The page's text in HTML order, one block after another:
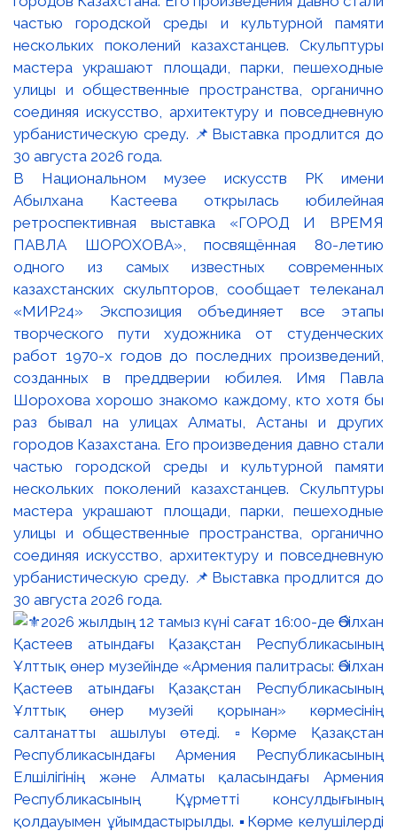
В Национальном музее искусств РК имени
Абылхана Кастеева открылась юбилейная
ретроспективная выставка «ГОРОД И ВРЕМЯ
ПАВЛА ШОРОХОВА», посвящённая 80-летию
одного из самых известных современных
казахстанских скульпторов, сообщает телеканал
«МИР24» Экспозиция объединяет все этапы
творческого пути художника от студенческих
работ 1970-х годов до последних произведений,
созданных в преддверии юбилея. Имя Павла
Шорохова хорошо знакомо каждому, кто хотя бы
раз бывал на улицах Алматы, Астаны и других
городов Казахстана. Его произведения давно стали
частью городской среды и культурной памяти
нескольких поколений казахстанцев. Скульптуры
мастера украшают площади, парки, пешеходные
улицы и общественные пространства, органично
соединяя искусство, архитектуру и повседневную
урбанистическую среду. 📌Выставка продлится до
30 августа 2026 года.